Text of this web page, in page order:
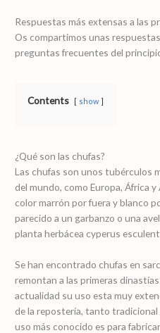
Respuestas más extensas a las
Os compartimos unas
preguntas frecuentes del
Contents show
¿Qué son las chufas?
Las chufas son unos tubérculos
del mundo, como Europa, África
color marrón por fuera y blanco
parecido a un garbanzo o una
planta herbácea cyperus
Se han encontrado chufas en
remontan a las primeras
actualidad su uso esta muy
de la repostería, tanto
uso más conocido es para